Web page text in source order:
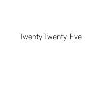
Twenty Twenty-Five